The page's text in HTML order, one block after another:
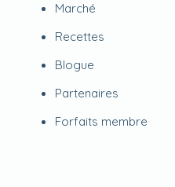
Marché
Recettes
Blogue
Partenaires
Forfaits membre